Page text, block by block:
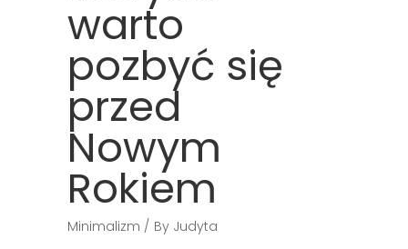
warto
pozbyć się
przed
Nowym
Rokiem
Minimalizm By Judyta